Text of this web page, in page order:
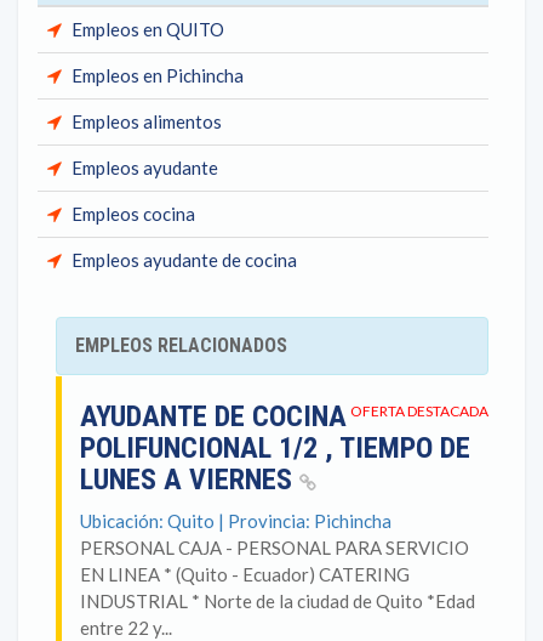
Empleos en QUITO
Empleos en Pichincha
Empleos alimentos
Empleos ayudante
Empleos cocina
Empleos ayudante de cocina
EMPLEOS RELACIONADOS
OFERTA DESTACADA
AYUDANTE DE COCINA
POLIFUNCIONAL 1/2 , TIEMPO DE
LUNES A VIERNES
Ubicación: Quito | Provincia: Pichincha
PERSONAL CAJA - PERSONAL PARA SERVICIO
EN LINEA * (Quito - Ecuador) CATERING
INDUSTRIAL * Norte de la ciudad de Quito *Edad
entre 22 y...